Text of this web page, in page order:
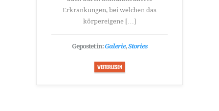
Erkrankungen, bei welchen das
körpereigene […]
Gepostet in:Galerie,Stories
WEITERLESEN